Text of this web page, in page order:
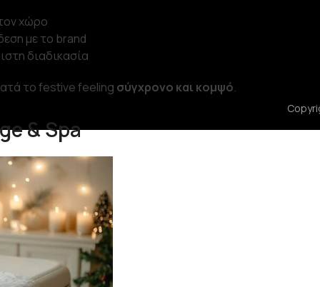
χώρο
με το brand
διαδικασία
το festive feeling σύγχρονο και κομψό.
& Spa